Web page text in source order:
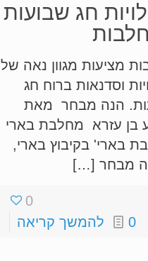
חג שבועות
מציעות מגוון נאה של
וסדנאות ברוח חג
הנה מבחר מאת
בן עזרא מחלבת בארי
בארי' בקיבוץ בארי,
מבחר […]
0
0
להמשך קריאה